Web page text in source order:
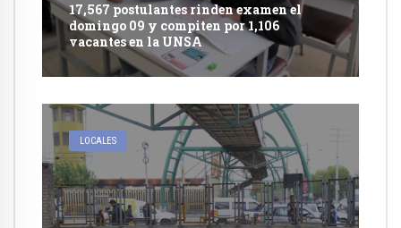
17,567 postulantes rinden examen el
domingo 09 y compiten por 1,106
vacantes en la UNSA
LOCALES